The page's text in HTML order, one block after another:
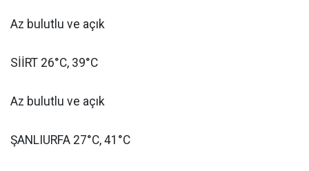
Az bulutlu ve açık
SİİRT 26°C, 39°C
Az bulutlu ve açık
ŞANLIURFA 27°C, 41°C